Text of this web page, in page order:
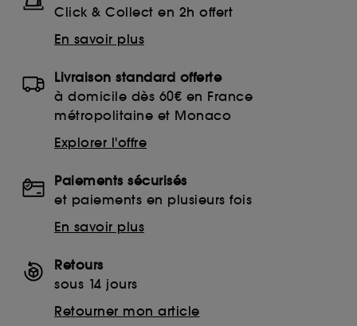
Click & Collect en 2h offert
En savoir plus
Livraison standard offerte
à domicile dès 60€ en France
métropolitaine et Monaco
Explorer l'offre
Paiements sécurisés
et paiements en plusieurs fois
En savoir plus
Retours
sous 14 jours
Retourner mon article